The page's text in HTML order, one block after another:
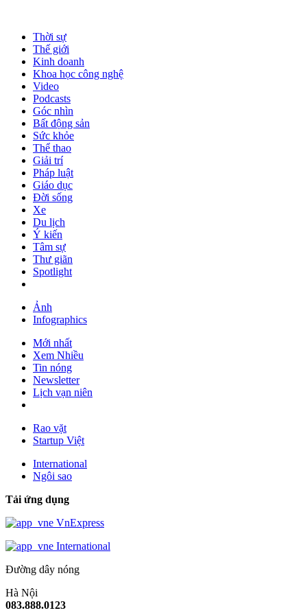
Thời sự
Thế giới
Kinh doanh
Khoa học công nghệ
Video
Podcasts
Góc nhìn
Bất động sản
Sức khỏe
Thể thao
Giải trí
Pháp luật
Giáo dục
Đời sống
Xe
Du lịch
Ý kiến
Tâm sự
Thư giãn
Spotlight
Ảnh
Infographics
Mới nhất
Xem Nhiều
Tin nóng
Newsletter
Lịch vạn niên
Rao vặt
Startup Việt
International
Ngôi sao
Tải ứng dụng
VnExpress
International
Đường dây nóng
Hà Nội
083.888.0123